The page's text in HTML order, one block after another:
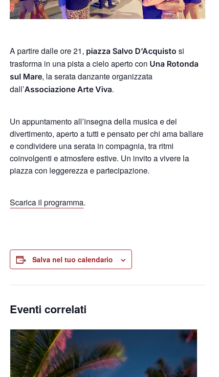
A partire dalle ore 21, piazza Salvo D’Acquisto si
trasforma in una pista a cielo aperto con Una Rotonda
sul Mare, la serata danzante organizzata
dall’Associazione Arte Viva.
Un appuntamento all’insegna della musica e del
divertimento, aperto a tutti e pensato per chi ama ballare
e condividere una serata in compagnia, tra ritmi
coinvolgenti e atmosfere estive. Un invito a vivere la
piazza con leggerezza e partecipazione.
Scarica il programma.
Salva nel tuo calendario
Eventi correlati